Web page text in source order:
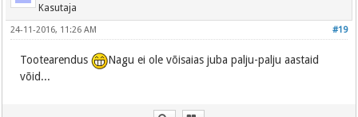
Kasutaja
#19
24-11-2016, 11:26 AM
Tootearendus
Nagu ei ole võisaias juba palju-palju aastaid
võid...